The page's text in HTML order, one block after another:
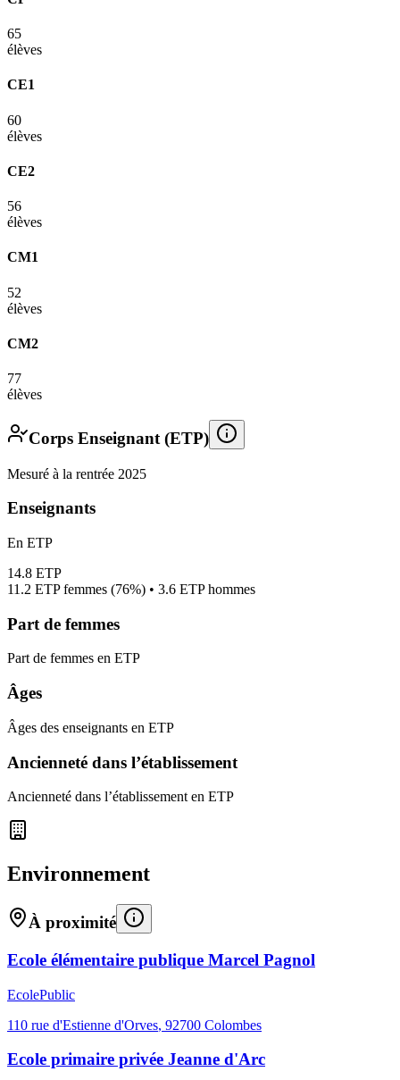
65
élèves
CE1
60
élèves
CE2
56
élèves
CM1
52
élèves
CM2
77
élèves
Corps Enseignant (ETP)
Mesuré à la rentrée 2025
Enseignants
En ETP
14.8 ETP
11.2 ETP femmes (76%) • 3.6 ETP hommes
Part de femmes
Part de femmes en ETP
Âges
Âges des enseignants en ETP
Ancienneté dans l’établissement
Ancienneté dans l’établissement en ETP
Environnement
À proximité
Ecole élémentaire publique Marcel Pagnol
EcolePublic
110 rue d'Estienne d'Orves, 92700 Colombes
Ecole primaire privée Jeanne d'Arc